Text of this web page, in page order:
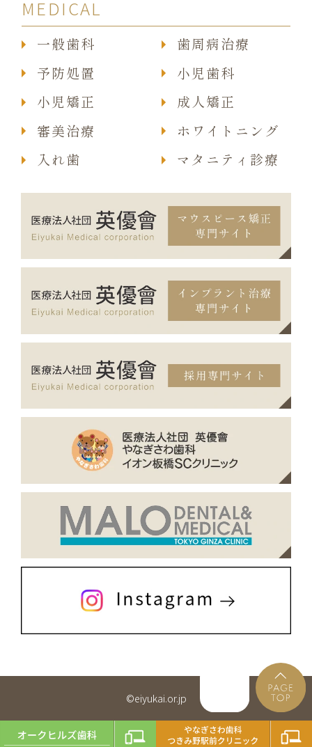
MEDICAL
一般歯科
成人矯正
歯周病治療
審美治療
予防処置
ホワイトニング
小児歯科
入れ歯
小児矯正
マタニティ診療
©eiyukai.or.jp